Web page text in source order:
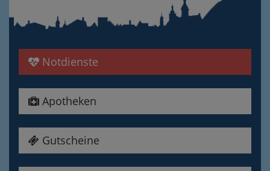
Notdienste
Apotheken
Gutscheine